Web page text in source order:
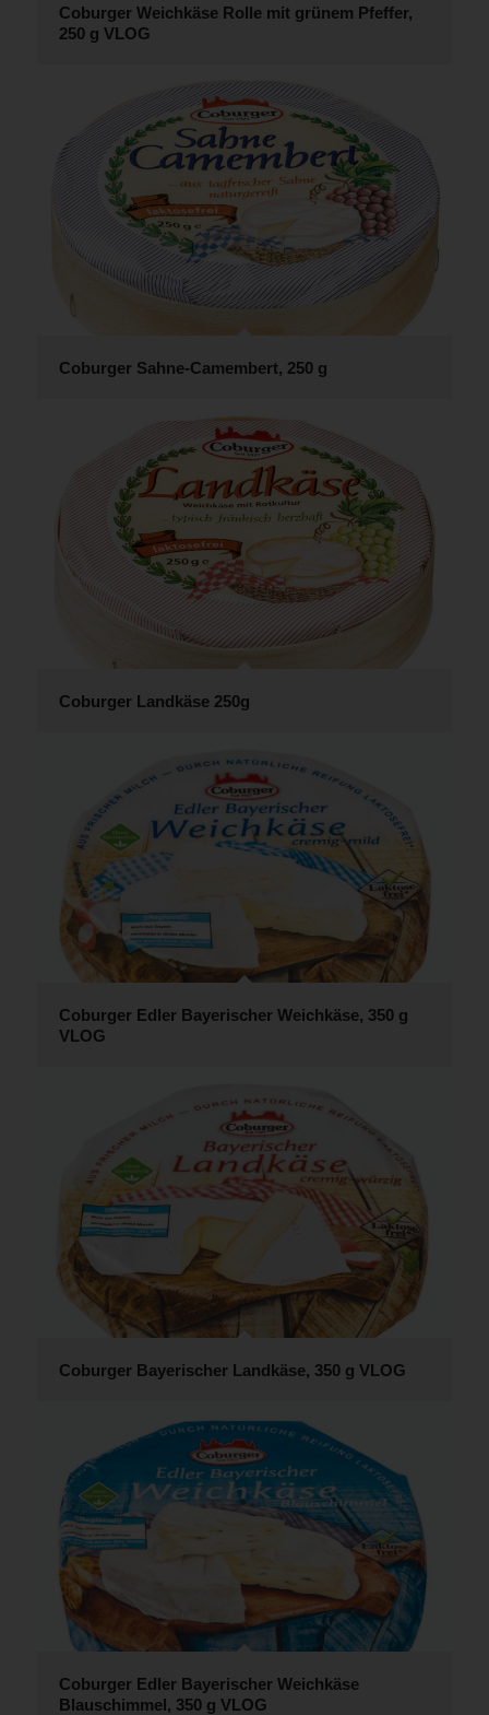
Coburger Weichkäse Rolle mit grünem Pfeffer,
250 g VLOG
Coburger Sahne-Camembert, 250 g
Coburger Landkäse 250g
Coburger Edler Bayerischer Weichkäse, 350 g
VLOG
Coburger Bayerischer Landkäse, 350 g VLOG
Coburger Edler Bayerischer Weichkäse
Blauschimmel, 350 g VLOG